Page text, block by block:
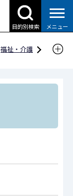
目的別検索 メニュー
福祉・介護